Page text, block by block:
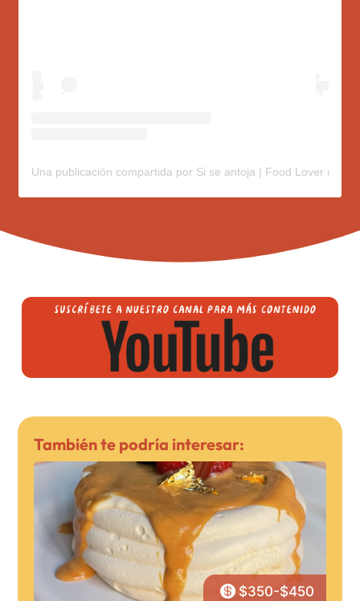
Una publicación compartida por Si se antoja | Food Lover
También te podría interesar:
 $350-$450